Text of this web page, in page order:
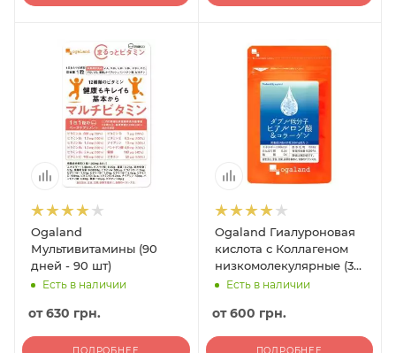
Ogaland
Мультивитамины (90
дней - 90 шт)
Есть в наличии
от630 грн.
ПОДРОБНЕЕ
Ogaland Гиалуроновая
кислота с Коллагеном
низкомолекулярные (30
дней - 60 гранул)
Есть в наличии
от600 грн.
ПОДРОБНЕЕ